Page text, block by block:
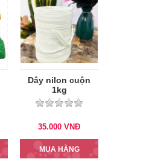
Dây nilon cuộn
1kg
35.000 VNĐ
MUA HÀNG